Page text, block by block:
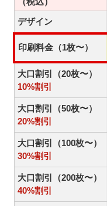
デザイン
印刷料金（1枚〜）
大口割引（20枚〜）
10%割引
大口割引（50枚〜）
20%割引
大口割引（100枚〜）
30%割引
大口割引（200枚〜）
40%割引